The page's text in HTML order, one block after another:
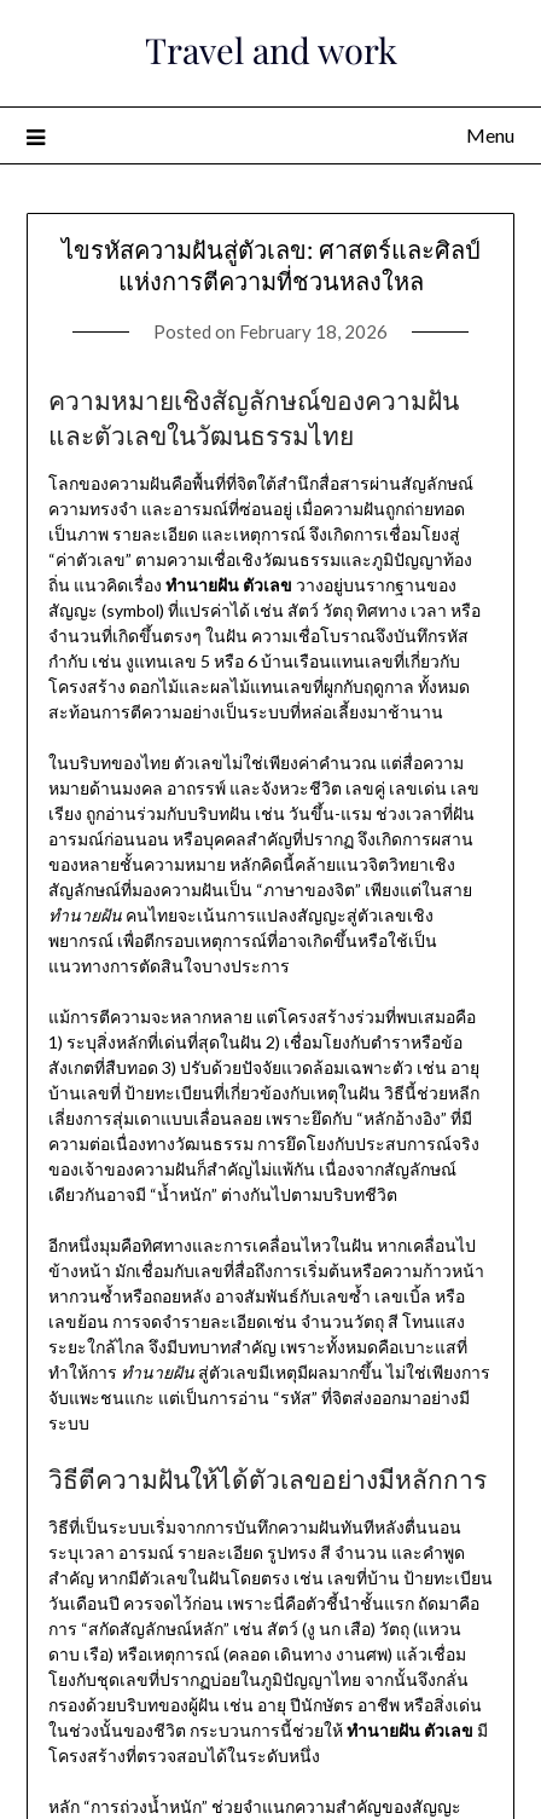
Travel and work
Menu
ไขรหัสความฝันสู่ตัวเลข: ศาสตร์และศิลป์
แห่งการตีความที่ชวนหลงใหล
Posted on February 18, 2026
ความหมายเชิงสัญลักษณ์ของความฝัน
และตัวเลขในวัฒนธรรมไทย
โลกของความฝันคือพื้นที่ที่จิตใต้สำนึกสื่อสารผ่านสัญลักษณ์
ความทรงจำ และอารมณ์ที่ซ่อนอยู่ เมื่อความฝันถูกถ่ายทอด
เป็นภาพ รายละเอียด และเหตุการณ์ จึงเกิดการเชื่อมโยงสู่
“ค่าตัวเลข” ตามความเชื่อเชิงวัฒนธรรมและภูมิปัญญาท้อง
ถิ่น แนวคิดเรื่อง ทำนายฝัน ตัวเลข วางอยู่บนรากฐานของ
สัญญะ (symbol) ที่แปรค่าได้ เช่น สัตว์ วัตถุ ทิศทาง เวลา หรือ
จำนวนที่เกิดขึ้นตรงๆ ในฝัน ความเชื่อโบราณจึงบันทึกรหัส
กำกับ เช่น งูแทนเลข 5 หรือ 6 บ้านเรือนแทนเลขที่เกี่ยวกับ
โครงสร้าง ดอกไม้และผลไม้แทนเลขที่ผูกกับฤดูกาล ทั้งหมด
สะท้อนการตีความอย่างเป็นระบบที่หล่อเลี้ยงมาช้านาน
ในบริบทของไทย ตัวเลขไม่ใช่เพียงค่าคำนวณ แต่สื่อความ
หมายด้านมงคล อาถรรพ์ และจังหวะชีวิต เลขคู่ เลขเด่น เลข
เรียง ถูกอ่านร่วมกับบริบทฝัน เช่น วันขึ้น-แรม ช่วงเวลาที่ฝัน
อารมณ์ก่อนนอน หรือบุคคลสำคัญที่ปรากฏ จึงเกิดการผสาน
ของหลายชั้นความหมาย หลักคิดนี้คล้ายแนวจิตวิทยาเชิง
สัญลักษณ์ที่มองความฝันเป็น “ภาษาของจิต” เพียงแต่ในสาย
ทำนายฝันคนไทยจะเน้นการแปลงสัญญะสู่ตัวเลขเชิง
พยากรณ์ เพื่อตีกรอบเหตุการณ์ที่อาจเกิดขึ้นหรือใช้เป็น
แนวทางการตัดสินใจบางประการ
แม้การตีความจะหลากหลาย แต่โครงสร้างร่วมที่พบเสมอคือ
1) ระบุสิ่งหลักที่เด่นที่สุดในฝัน 2) เชื่อมโยงกับตำราหรือข้อ
สังเกตที่สืบทอด 3) ปรับด้วยปัจจัยแวดล้อมเฉพาะตัว เช่น อายุ
บ้านเลขที่ ป้ายทะเบียนที่เกี่ยวข้องกับเหตุในฝัน วิธีนี้ช่วยหลีก
เลี่ยงการสุ่มเดาแบบเลื่อนลอย เพราะยึดกับ “หลักอ้างอิง” ที่มี
ความต่อเนื่องทางวัฒนธรรม การยึดโยงกับประสบการณ์จริง
ของเจ้าของความฝันก็สำคัญไม่แพ้กัน เนื่องจากสัญลักษณ์
เดียวกันอาจมี “น้ำหนัก” ต่างกันไปตามบริบทชีวิต
อีกหนึ่งมุมคือทิศทางและการเคลื่อนไหวในฝัน หากเคลื่อนไป
ข้างหน้า มักเชื่อมกับเลขที่สื่อถึงการเริ่มต้นหรือความก้าวหน้า
หากวนซ้ำหรือถอยหลัง อาจสัมพันธ์กับเลขซ้ำ เลขเบิ้ล หรือ
เลขย้อน การจดจำรายละเอียดเช่น จำนวนวัตถุ สี โทนแสง
ระยะใกล้ไกล จึงมีบทบาทสำคัญ เพราะทั้งหมดคือเบาะแสที่
ทำให้การ ทำนายฝันสู่ตัวเลขมีเหตุมีผลมากขึ้น ไม่ใช่เพียงการ
จับแพะชนแกะ แต่เป็นการอ่าน “รหัส” ที่จิตส่งออกมาอย่างมี
ระบบ
วิธีตีความฝันให้ได้ตัวเลขอย่างมีหลักการ
วิธีที่เป็นระบบเริ่มจากการบันทึกความฝันทันทีหลังตื่นนอน
ระบุเวลา อารมณ์ รายละเอียด รูปทรง สี จำนวน และคำพูด
สำคัญ หากมีตัวเลขในฝันโดยตรง เช่น เลขที่บ้าน ป้ายทะเบียน
วันเดือนปี ควรจดไว้ก่อน เพราะนี่คือตัวชี้นำชั้นแรก ถัดมาคือ
การ “สกัดสัญลักษณ์หลัก” เช่น สัตว์ (งู นก เสือ) วัตถุ (แหวน
ดาบ เรือ) หรือเหตุการณ์ (คลอด เดินทาง งานศพ) แล้วเชื่อม
โยงกับชุดเลขที่ปรากฏบ่อยในภูมิปัญญาไทย จากนั้นจึงกลั่น
กรองด้วยบริบทของผู้ฝัน เช่น อายุ ปีนักษัตร อาชีพ หรือสิ่งเด่น
ในช่วงนั้นของชีวิต กระบวนการนี้ช่วยให้ทำนายฝัน ตัวเลข มี
โครงสร้างที่ตรวจสอบได้ในระดับหนึ่ง
หลัก “การถ่วงน้ำหนัก” ช่วยจำแนกความสำคัญของสัญญะ